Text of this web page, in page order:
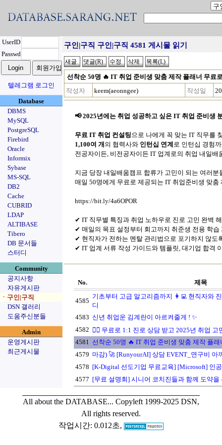
UserID
Passwd
텔레그램 로그인
Database
DBMS
MySQL
PostgreSQL
Firebird
Oracle
Informix
Sybase
MS-SQL
DB2
Cache
CUBRID
LDAP
ALTIBASE
Tibero
DB 문서들
스터디
Community
공지사항
자유게시판
ㆍ구인|구직
DSN 갤러리
도움주신분들
Admin
운영게시판
최근게시물
구인|구직 구인|구직 4581 게시물 읽기
선착순 50명 🔥 IT 취업 준비생 맞춤 제작 플래너 무료
작성자
keem(aeonngee) 작성일
📢 2025년에는 취업 성공하고 싶은 IT 취업 준비생
무료 IT 취업 컨설팅으로 나에게 꼭 맞는 IT 직무를
1,100여 개 의 협력사와 인턴십 연계 로 인턴십 경험
전공자이든, 비전공자이든 IT 업계로의 취업 내일
지금 당장 내일배움캠프 합류가 고민이 되는 여러
매일 50명에게 무료로 제공되는 IT 취업준비생 맞
https://bit.ly/4a6OPOR
✔︎ IT 직무별 특징과 취업 노하우로 진로 고민 완벽
✔︎ 매일의 목표 설정부터 회고까지 취준생 전용 학습
✔︎ 현직자가 전하는 멘탈 관리법으로 포기하지 않도
✔︎ IT 업계 서류 작성 가이드와 템플릿, 대기업 합격
No. 제목
4585
기초부터 고급 알고리즘까지 👩‍💻 현직자와
디
4583 신년 취업운 김계란이 아르켜줄게 ! ✨
4582 🙋‍♀️ 무료로 1:1 진로 상담 받고 2025년 취업
4581 선착순 50명 🔥 IT 취업 준비생 맞춤 제작 플
4579 마감) 🚀 [RunyourAI] 상담 EVENT_연구비 아
4578 [K-Digital 선도기업 무료교육] [Microsoft] 인
4577 [무료 설명회] 시니어 코치진들과 함께 도약을
All about the DATABASE... Copyleft 1999-2025 DSN,
All rights reserved.
작업시간: 0.012초,